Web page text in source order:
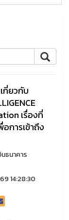
กี่ยวกับ
เรื่องที่
การเข้าถึง
รเงินธนาคาร
14:28:30